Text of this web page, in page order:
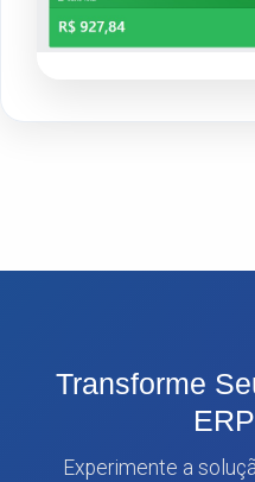
Transforme
Experimente a